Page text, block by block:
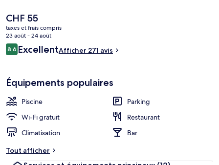
Le
prix
actuel
est
de
CHF 55
taxes et frais compris
23 août - 24 août
Avis
voyageurs
8,68,6 sur 10
ExcellentAfficher 271 avis
Équipements populaires
Piscine
Parking
Wi-Fi gratuit
Restaurant
Climatisation
Bar
Tout afficher